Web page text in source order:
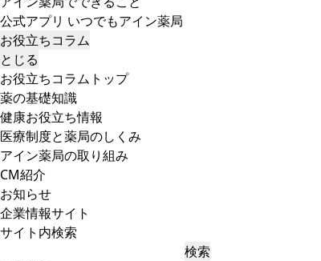
公式アプリ いつでもアイン薬局
お役立ちコラム
とじる
お役立ちコラムトップ
薬の基礎知識
健康お役立ち情報
医療制度と薬局のしくみ
アイン薬局の取り組み
CM紹介
お知らせ
企業情報サイト
サイト内検索
検索